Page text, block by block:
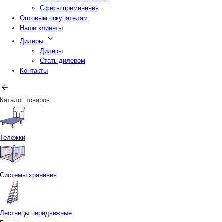
Сферы применения
Оптовым покупателям
Наши клиенты
Дилеры
Дилеры
Стать дилером
Контакты
Каталог товаров
Тележки
Системы хранения
Лестницы передвижные